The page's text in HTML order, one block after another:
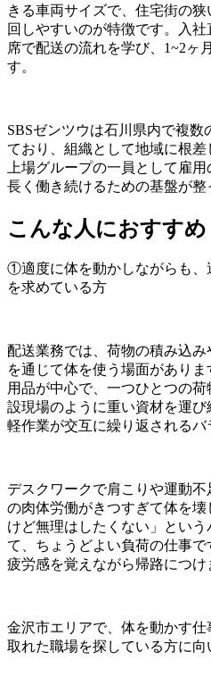
きる車両サイズで、住宅街の
回しやすいのが特徴です。入
席で配送の流れを学び、1~2ヶ
す。
SBSゼンツウは石川県内で複
ており、組織として地域に根差
上場グループの一員として雇
長く働き続けるための基盤が整
こんな人におすすめ
①適度に体を動かしながらも、
を求めている方
配送業務では、荷物の積み込
を通じて体を使う場面があり
用品が中心で、一つひとつの
設現場のように重い資材を運
軽作業が交互に繰り返されるバ
デスクワークで肩こりや運動
の肉体労働がきつすぎて体を
けど無理はしたくない」とい
て、ちょうどよい負荷の仕事
疲労感を覚えながら帰路につけ
金沢市エリアで、体を動かす
取れた職場を探している方に向